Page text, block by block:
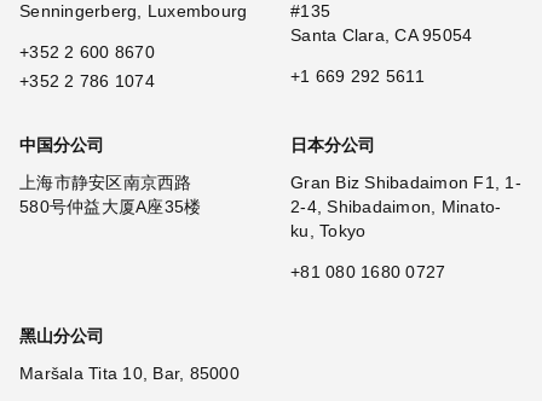
Senningerberg, Luxembourg
+352 2 600 8670
+352 2 786 1074
#135
Santa Clara, CA 95054
+1 669 292 5611
中国分公司
上海市静安区南京西路
580号仲益大厦A座35楼
日本分公司
Gran Biz Shibadaimon F1, 1-
2-4, Shibadaimon, Minato-
ku, Tokyo
+81 080 1680 0727
黑山分公司
Maršala Tita 10, Bar, 85000